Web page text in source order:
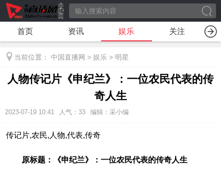
首页 资讯 娱乐 关注
当前位置： 中国直播网 > 娱乐 > 明星
人物传记片《申纪兰》：一位农民代表的传
奇人生
2023-07-19 10:41 人气： 33 编辑：采小编
传记片,农民,人物,代表,传奇
原标题：《申纪兰》：一位农民代表的传奇人生